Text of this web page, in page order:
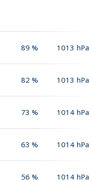
89 % 1013 hPa
82 % 1013 hPa
73 % 1014 hPa
63 % 1014 hPa
56 % 1014 hPa